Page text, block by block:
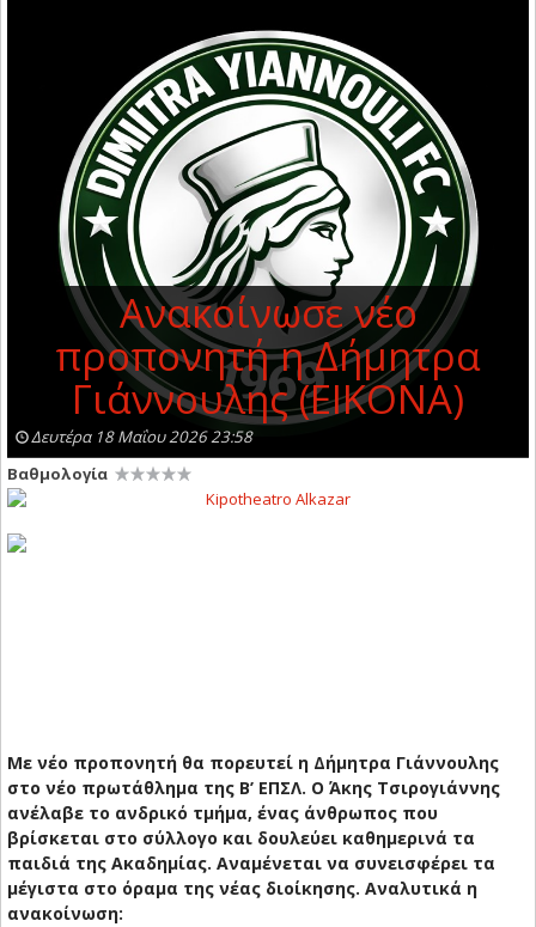
Ανακοίνωσε νέο
προπονητή η Δήμητρα
Γιάννουλης (ΕΙΚΟΝΑ)
Δευτέρα 18 Μαΐου 2026 23:58
Βαθμολογία
Με νέο προπονητή θα πορευτεί η Δήμητρα Γιάννουλης
στο νέο πρωτάθλημα της Β’ ΕΠΣΛ. Ο Άκης Τσιρογιάννης
ανέλαβε το ανδρικό τμήμα, ένας άνθρωπος που
βρίσκεται στο σύλλογο και δουλεύει καθημερινά τα
παιδιά της Ακαδημίας. Αναμένεται να συνεισφέρει τα
μέγιστα στο όραμα της νέας διοίκησης. Αναλυτικά η
ανακοίνωση: